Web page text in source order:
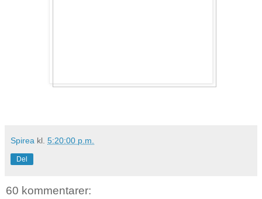
Spirea kl. 5:20:00 p.m.
Del
60 kommentarer: